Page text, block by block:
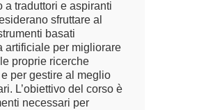
a traduttori e aspiranti
sfruttare al
basati
artificiale per migliorare
proprie ricerche
per gestire al meglio
L’obiettivo del corso è
necessari per